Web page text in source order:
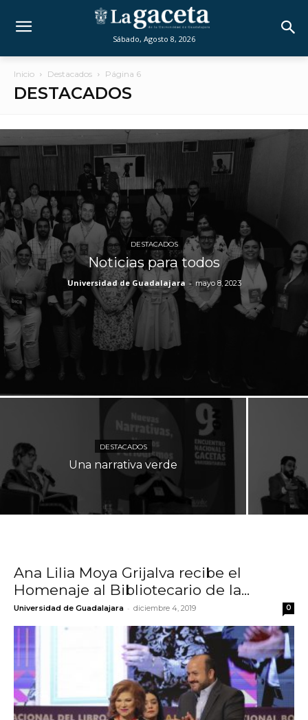
Sábado, Agosto 8, 2026
Inicio Destacados Página 6
DESTACADOS
DESTACADOS
Noticias para todos
Universidad de Guadalajara - mayo 8, 2023
DESTACADOS
Una narrativa verde
Ana Lilia Moya Grijalva recibe el
Homenaje al Bibliotecario de la...
Universidad de Guadalajara - diciembre 4, 2019 0